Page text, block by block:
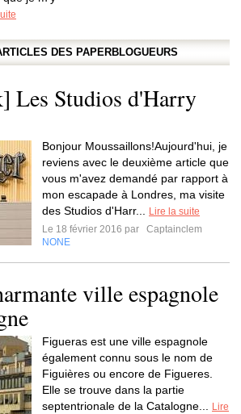
DES PAPERBLOGUEURS
Les Studios d'Harry
Bonjour Moussaillons!Aujourd'hui, je
reviens avec le deuxième article que
vous m'avez demandé par rapport à
mon escapade à Londres, ma visite
des Studios d'Harr...
Lire la suite
Le 18 février 2016 par
Captainclem
NONE
ville espagnole
Figueras est une ville espagnole
également connu sous le nom de
Figuières ou encore de Figueres.
Elle se trouve dans la partie
septentrionale de la Catalogne...
Lire